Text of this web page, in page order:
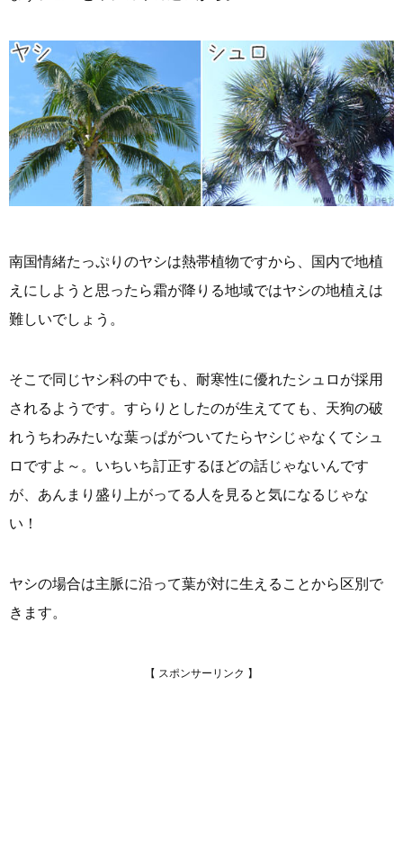
南国情緒たっぷりのヤシは熱帯植物ですから、国内で地植
えにしようと思ったら霜が降りる地域ではヤシの地植えは
難しいでしょう。
そこで同じヤシ科の中でも、耐寒性に優れたシュロが採用
されるようです。すらりとしたのが生えてても、天狗の破
れうちわみたいな葉っぱがついてたらヤシじゃなくてシュ
ロですよ～。いちいち訂正するほどの話じゃないんです
が、あんまり盛り上がってる人を見ると気になるじゃな
い！
ヤシの場合は主脈に沿って葉が対に生えることから区別で
きます。